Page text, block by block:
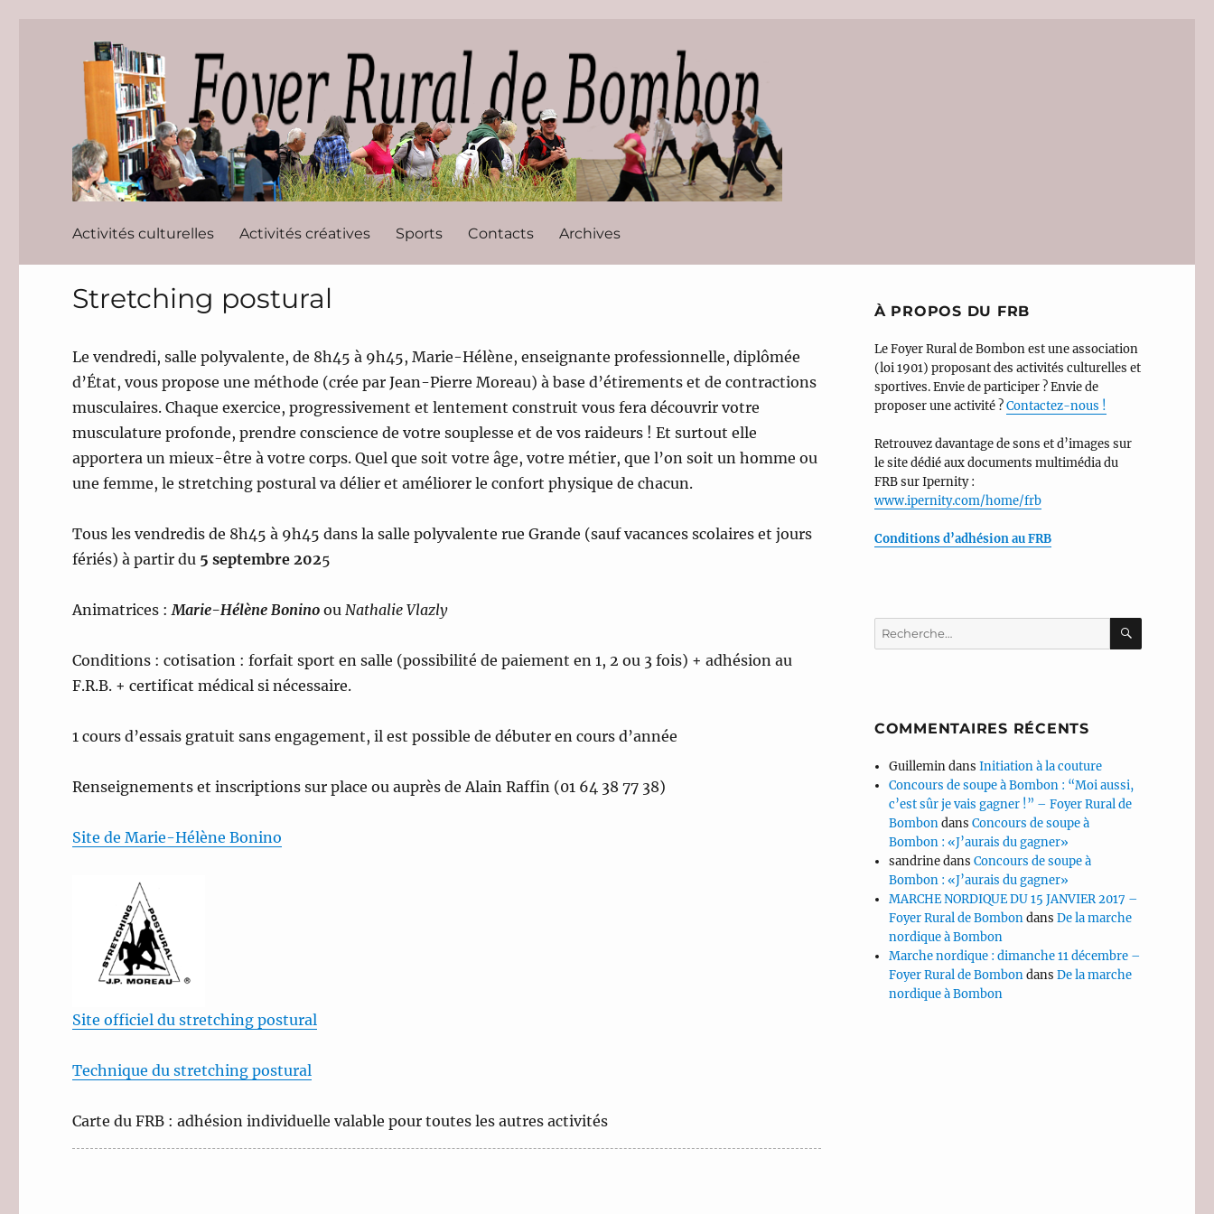
Foyer Rural de Bombon
Activités culturelles Activités créatives Sports Contacts Archives
Stretching postural
Le vendredi, salle polyvalente, de 8h45 à 9h45, Marie-Hélène, enseignante professionnelle, diplômée
d’État, vous propose une méthode (crée par Jean-Pierre Moreau) à base d’étirements et de contractions
musculaires. Chaque exercice, progressivement et lentement construit vous fera découvrir votre
musculature profonde, prendre conscience de votre souplesse et de vos raideurs ! Et surtout elle
apportera un mieux-être à votre corps. Quel que soit votre âge, votre métier, que l’on soit un homme ou
une femme, le stretching postural va délier et améliorer le confort physique de chacun.
Tous les vendredis de 8h45 à 9h45 dans la salle polyvalente rue Grande (sauf vacances scolaires et jours
fériés) à partir du 5 septembre 2025
Animatrices : Marie-Hélène Bonino ou Nathalie Vlazly
Conditions : cotisation : forfait sport en salle (possibilité de paiement en 1, 2 ou 3 fois) + adhésion au
F.R.B. + certificat médical si nécessaire.
1 cours d’essais gratuit sans engagement, il est possible de débuter en cours d’année
Renseignements et inscriptions sur place ou auprès de Alain Raffin (01 64 38 77 38)
Site de Marie-Hélène Bonino
Site officiel du stretching postural
Technique du stretching postural
Carte du FRB : adhésion individuelle valable pour toutes les autres activités
À PROPOS DU FRB
Le Foyer Rural de Bombon est une association
(loi 1901) proposant des activités culturelles et
sportives. Envie de participer ? Envie de
proposer une activité ?Contactez-nous !
Retrouvez davantage de sons et d’images sur
le site dédié aux documents multimédia du
FRB sur Ipernity :
www.ipernity.com/home/frb
Conditions d’adhésion au FRB
Recherche
pour :
COMMENTAIRES RÉCENTS
GuillemindansInitiation à la couture
Concours de soupe à Bombon : “Moi aussi,
c’est sûr je vais gagner !” – Foyer Rural de
BombondansConcours de soupe à
Bombon : «J’aurais du gagner»
sandrinedansConcours de soupe à
Bombon : «J’aurais du gagner»
MARCHE NORDIQUE DU 15 JANVIER 2017 –
Foyer Rural de BombondansDe la marche
nordique à Bombon
Marche nordique : dimanche 11 décembre –
Foyer Rural de BombondansDe la marche
nordique à Bombon